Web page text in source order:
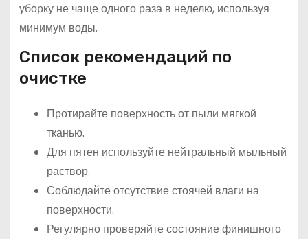
уборку не чаще одного раза в неделю, используя
минимум воды.
Список рекомендаций по
очистке
Протирайте поверхность от пыли мягкой
тканью.
Для пятен используйте нейтральный мыльный
раствор.
Соблюдайте отсутствие стоячей влаги на
поверхности.
Регулярно проверяйте состояние финишного